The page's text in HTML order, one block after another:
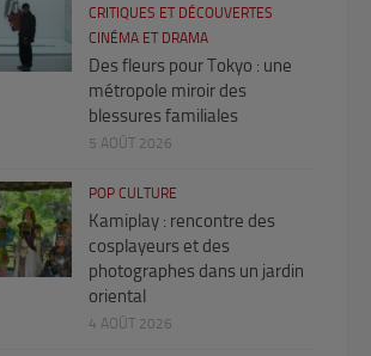
CRITIQUES ET DÉCOUVERTES
CINÉMA ET DRAMA
Des fleurs pour Tokyo : une
métropole miroir des
blessures familiales
5 AOÛT 2026
POP CULTURE
Kamiplay : rencontre des
cosplayeurs et des
photographes dans un jardin
oriental
4 AOÛT 2026